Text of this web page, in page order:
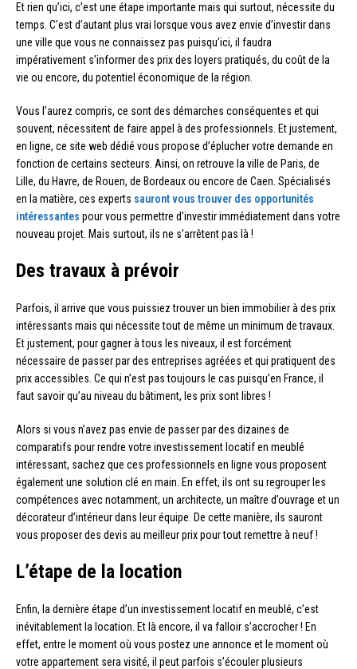
Et rien qu’ici, c’est une étape importante mais qui surtout, nécessite du
temps. C’est d’autant plus vrai lorsque vous avez envie d’investir dans
une ville que vous ne connaissez pas puisqu’ici, il faudra
impérativement s’informer des prix des loyers pratiqués, du coût de la
vie ou encore, du potentiel économique de la région.
Vous l’aurez compris, ce sont des démarches conséquentes et qui
souvent, nécessitent de faire appel à des professionnels. Et justement,
en ligne, ce site web dédié vous propose d’éplucher votre demande en
fonction de certains secteurs. Ainsi, on retrouve la ville de Paris, de
Lille, du Havre, de Rouen, de Bordeaux ou encore de Caen. Spécialisés
en la matière, ces experts sauront vous trouver des opportunités
intéressantes pour vous permettre d’investir immédiatement dans votre
nouveau projet. Mais surtout, ils ne s’arrêtent pas là !
Des travaux à prévoir
Parfois, il arrive que vous puissiez trouver un bien immobilier à des prix
intéressants mais qui nécessite tout de même un minimum de travaux.
Et justement, pour gagner à tous les niveaux, il est forcément
nécessaire de passer par des entreprises agréées et qui pratiquent des
prix accessibles. Ce qui n’est pas toujours le cas puisqu’en France, il
faut savoir qu’au niveau du bâtiment, les prix sont libres !
Alors si vous n’avez pas envie de passer par des dizaines de
comparatifs pour rendre votre investissement locatif en meublé
intéressant, sachez que ces professionnels en ligne vous proposent
également une solution clé en main. En effet, ils ont su regrouper les
compétences avec notamment, un architecte, un maître d’ouvrage et un
décorateur d’intérieur dans leur équipe. De cette manière, ils sauront
vous proposer des devis au meilleur prix pour tout remettre à neuf !
L’étape de la location
Enfin, la dernière étape d’un investissement locatif en meublé, c’est
inévitablement la location. Et là encore, il va falloir s’accrocher ! En
effet, entre le moment où vous postez une annonce et le moment où
votre appartement sera visité, il peut parfois s’écouler plusieurs